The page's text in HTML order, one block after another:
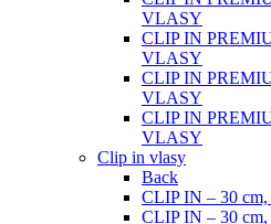
VLASY
CLIP IN
VLASY
CLIP IN
VLASY
CLIP IN
VLASY
Clip in vlasy
Back
CLIP IN – 30
CLIP IN – 30